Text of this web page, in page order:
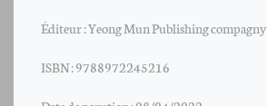
Éditeur : Yeong Mun Publishing compagny
ISBN : 9788972245216